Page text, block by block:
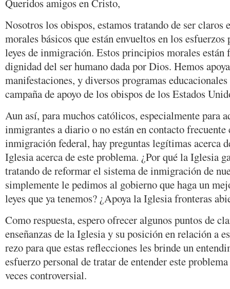
Queridos amigos en Cristo,
Nosotros los obispos, estamos tratando de ser claros
morales básicos que están envueltos en los
leyes de inmigración. Estos principios morales están
dignidad del ser humano dada por Dios. Hemos
manifestaciones, y diversos programas
campaña de apoyo de los obispos de los Estados
Aun así, para muchos católicos, especialmente para
inmigrantes a diario o no están en contacto frecuente
inmigración federal, hay preguntas legítimas acerca
Iglesia acerca de este problema. ¿Por qué la Iglesia
tratando de reformar el sistema de inmigración de
simplemente le pedimos al gobierno que haga un
leyes que ya tenemos? ¿Apoya la Iglesia fronteras
Como respuesta, espero ofrecer algunos puntos de
enseñanzas de la Iglesia y su posición en relación a
rezo para que estas reflecciones les brinde un
esfuerzo personal de tratar de entender este
veces controversial.